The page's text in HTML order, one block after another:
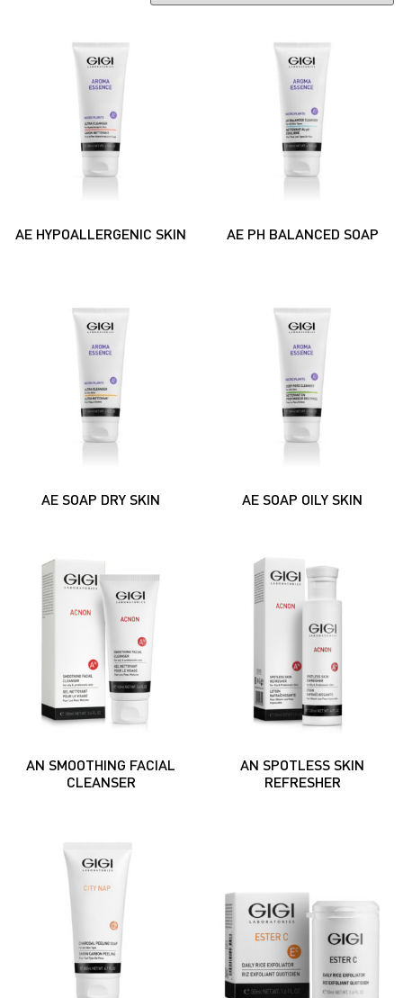
AE HYPOALLERGENIC SKIN AE PH BALANCED SOAP
AE SOAP DRY SKIN AE SOAP OILY SKIN
AN SMOOTHING FACIAL
CLEANSER
AN SPOTLESS SKIN
REFRESHER